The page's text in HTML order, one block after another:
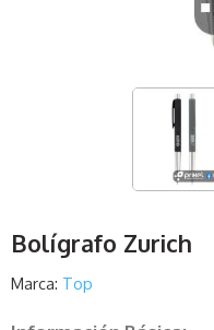
Bolígrafo Zurich
Marca: Top